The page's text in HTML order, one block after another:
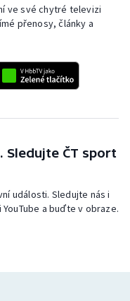
ve své chytré televizi
přenosy, články a
Sledujte ČT sport
události. Sledujte nás i
a buďte v obraze.